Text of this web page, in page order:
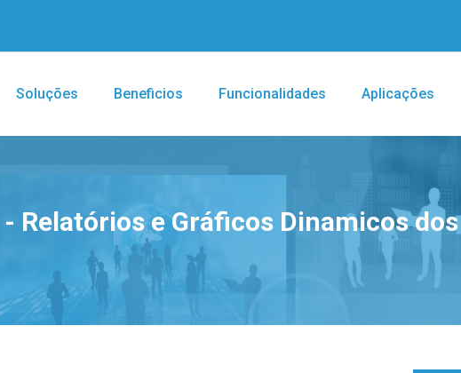
Soluções Beneficios Funcionalidades Aplicações
Relatórios e Gráficos Dinamicos